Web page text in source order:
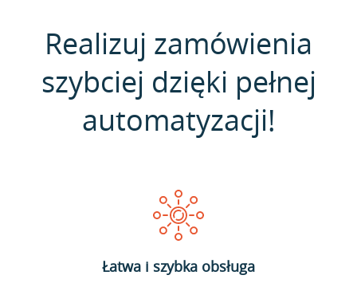
Realizuj zamówienia
szybciej dzięki pełnej
automatyzacji!
Łatwa i szybka obsługa